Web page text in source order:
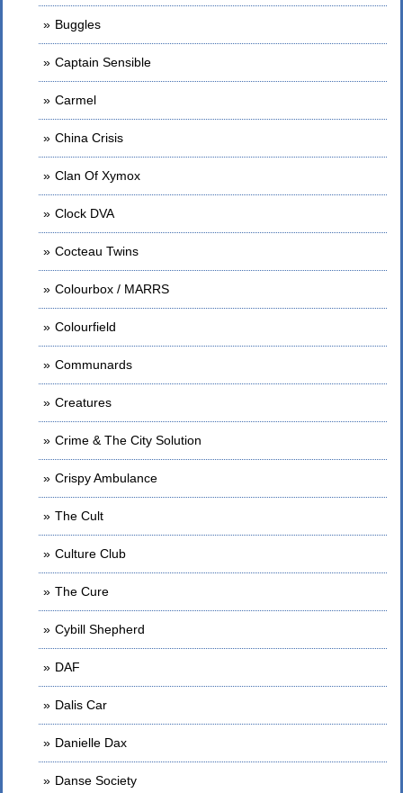
Buggles
Captain Sensible
Carmel
China Crisis
Clan Of Xymox
Clock DVA
Cocteau Twins
Colourbox / MARRS
Colourfield
Communards
Creatures
Crime & The City Solution
Crispy Ambulance
The Cult
Culture Club
The Cure
Cybill Shepherd
DAF
Dalis Car
Danielle Dax
Danse Society